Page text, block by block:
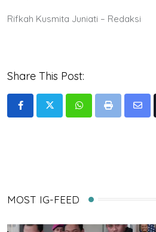
Rifkah Kusmita Juniati – Redaksi
Share This Post:
WhatsappPrint
Share
MOST IG-FEED